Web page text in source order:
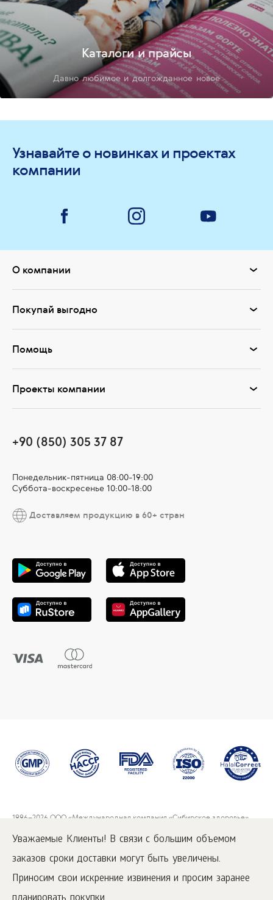
Уважаемые Клиенты! В связи с большим объемом
заказов сроки доставки могут быть увеличены.
Приносим свои искренние извинения и просим заранее
Каталоги и прайсы
Давно любимое и долгожданное новое
Узнавайте о новинках и проектах
компании
О компании
Покупай выгодно
Помощь
Проекты компании
+90 (850) 305 37 87
Понедельник-пятница 08:00-19:00
Суббота-воскресенье 10:00-18:00
Доставляем продукцию в 60+ стран
1996–2026 ООО «Международная компания «Сибирское здоровье».
Воспроизведение материалов данного сайта возможно при условии
www.siberianwellness.com.
Как заказать
Политика Конфиденциальности